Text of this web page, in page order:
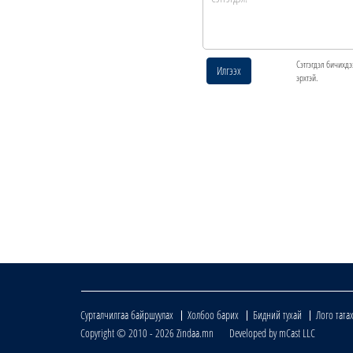
Илгээх
Сэтгэгдэл
эрхтэй.
Сурталчилгаа байршуулах Холбоо барих Бидний тухай
Лого татах
Copyright © 2010 - 2026 Zindaa.mn Developed by mCast LLC